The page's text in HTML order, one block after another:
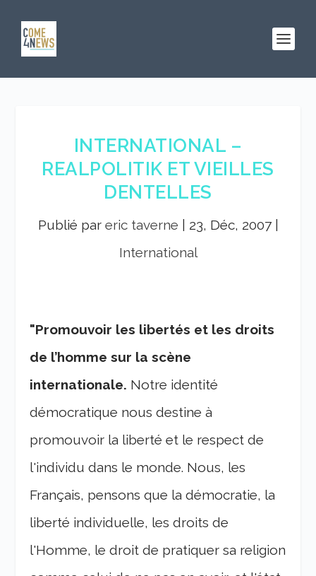
INTERNATIONAL –
REALPOLITIK ET VIEILLES
DENTELLES
Publié par eric taverne 23, Déc, 2007|
International
"Promouvoir les libertés et les droits
de l’homme sur la scène
internationale. Notre identité
démocratique nous destine à
promouvoir la liberté et le respect de
l'individu dans le monde. Nous, les
Français, pensons que la démocratie, la
liberté individuelle, les droits de
l'Homme, le droit de pratiquer sa religion